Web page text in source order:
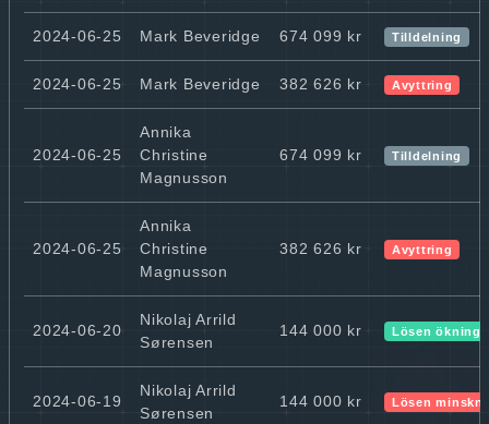
2024-06-25 Mark Beveridge 674 099 kr Tilldelning
2024-06-25 Mark Beveridge 382 626 kr Avyttring
2024-06-25
Annika
Christine
Magnusson
674 099 kr Tilldelning
2024-06-25
Annika
Christine
Magnusson
382 626 kr Avyttring
2024-06-20
Nikolaj Arrild
Sørensen
144 000 kr Lösen ökning
2024-06-19
Nikolaj Arrild
Sørensen
144 000 kr Lösen